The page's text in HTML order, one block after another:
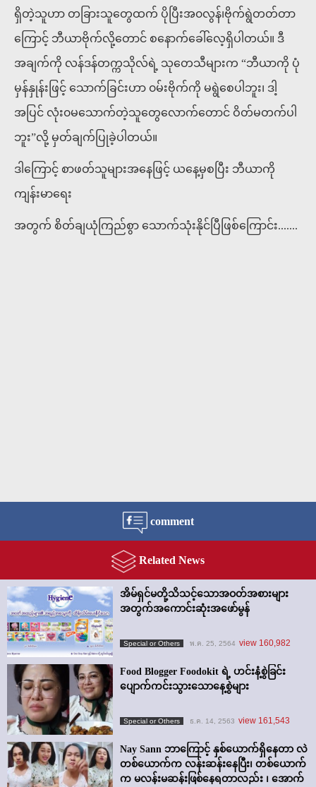
ရှိတဲ့သူဟာ တခြားသူတွေထက် ပိုပြီးအ၀လွန်၊ဗိုက်ရွဲတတ်တာ
ကြောင့် ဘီယာဗိုက်လို့တောင် စနောက်ခေါ်လေ့ရှိပါတယ်။ ဒီ
အချက်ကို လန်ဒန်တက္ကသိုလ်ရဲ့ သုတေသီများက “ဘီယာကို ပုံ
မှန်နှုန်းဖြင့် သောက်ခြင်းဟာ ၀မ်းဗိုက်ကို မရွဲစေပါဘူး၊ ဒါ့
အပြင် လုံး၀မသောက်တဲ့သူတွေလောက်တောင် ဝိတ်မတက်ပါ
ဘူး”လို့ မှတ်ချက်ပြုခဲ့ပါတယ်။
ဒါကြောင့် စာဖတ်သူများအနေဖြင့် ယနေ့မှစပြီး ဘီယာကို
ကျန်းမာရေး
အတွက် စိတ်ချယုံကြည်စွာ သောက်သုံးနိုင်ပြီဖြစ်ကြောင်း.......
comment
Related News
အိမ်ရှင်မတို့သိသင့်သောအဝတ်အစားများ
အတွက်အကောင်းဆုံးအဖော်မွန်
Special or Others พ.ค. 25, 2564 view 160,982
Food Blogger Foodokit ရဲ့ ဟင်းနံ့စွဲခြင်း
ပျောက်ကင်းသွားသောနေ့စွဲများ
Special or Others ธ.ค. 14, 2563 view 161,543
Nay Sann ဘာကြောင့် နှစ်ယောက်ရှိနေတာ လဲ
တစ်ယောက်က လန်းဆန်းနေပြီး၊ တစ်ယောက်
က မလန်းမဆန်းဖြစ်နေရတာလည်း ၊ အောက်